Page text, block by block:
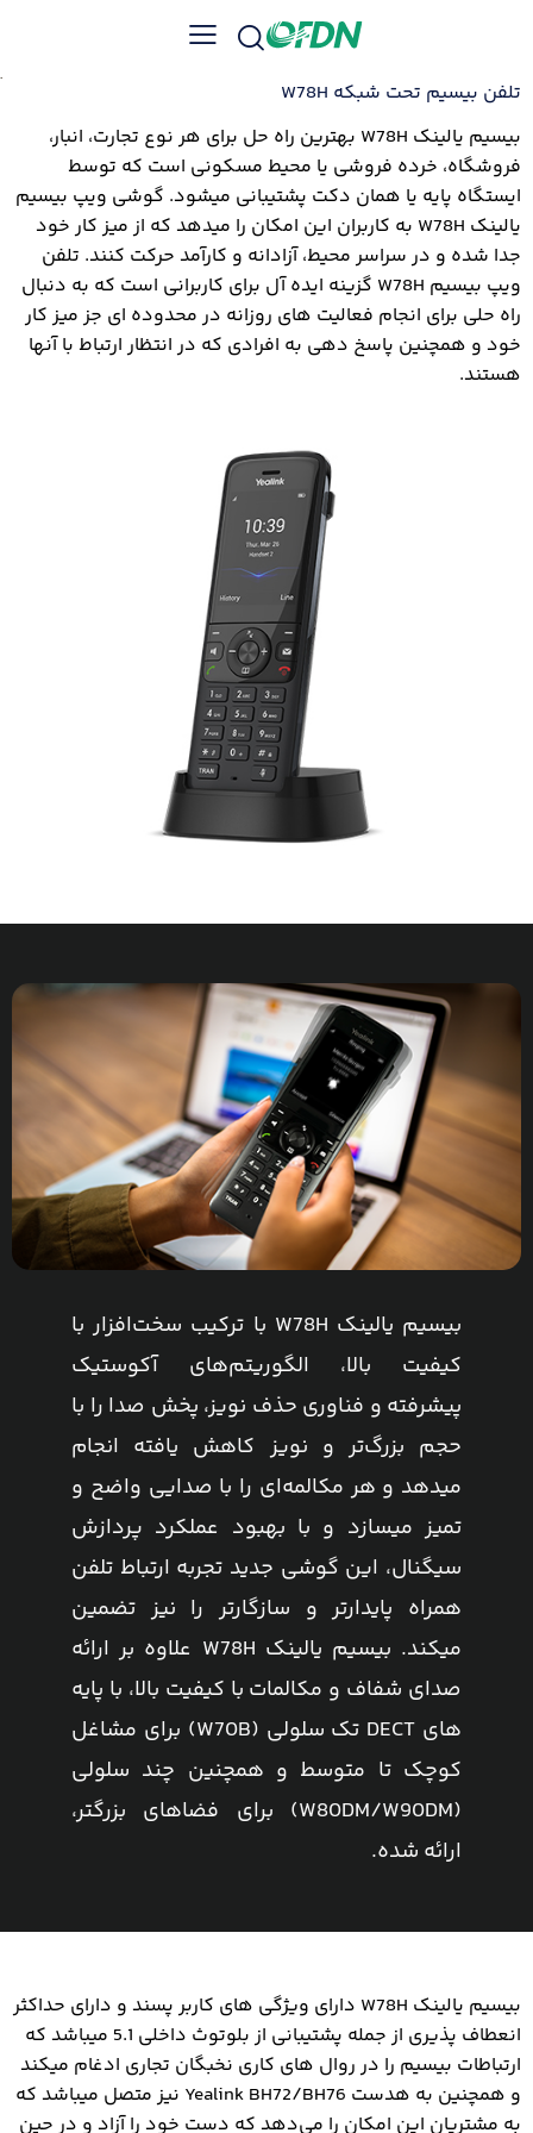
تلفن بیسیم تحت شبکه W78H
بیسیم یالینک W78H بهترین راه حل برای هر نوع تجارت، انبار،
فروشگاه، خرده فروشی یا محیط مسکونی است که توسط
ایستگاه پایه یا همان دکت پشتیبانی میشود. گوشی ویپ بیسیم
یالینک W78H به کاربران این امکان را میدهد که از میز کار خود
جدا شده و در سراسر محیط، آزادانه و کارآمد حرکت کنند. تلفن
ویپ بیسیم W78H گزینه ایده آل برای کاربرانی است که به دنبال
راه حلی برای انجام فعالیت های روزانه در محدوده ای جز میز کار
خود و همچنین پاسخ دهی به افرادی که در انتظار ارتباط با آنها
هستند.
بیسیم یالینک W78H با ترکیب سخت‌افزار با
کیفیت بالا، الگوریتم‌های آکوستیک
پیشرفته و فناوری حذف نویز، پخش صدا را با
حجم بزرگ‌تر و نویز کاهش‌ یافته انجام
میدهد و هر مکالمه‌ای را با صدایی واضح و
تمیز میسازد و با بهبود عملکرد پردازش
سیگنال، این گوشی جدید تجربه ارتباط تلفن
همراه پایدارتر و سازگارتر را نیز تضمین
میکند. بیسیم یالینک W78H علاوه بر ارائه
صدای شفاف و مکالمات با کیفیت بالا، با پایه
های DECT تک سلولی (W70B) برای مشاغل
کوچک تا متوسط ​​و همچنین چند سلولی
(W80DM/W90DM) برای فضاهای بزرگتر،
ارائه شده.
بیسیم یالینک W78H دارای ویژگی های کاربر پسند و دارای حداکثر
انعطاف پذیری از جمله پشتیبانی از بلوتوث داخلی 5.1 میباشد که
ارتباطات بیسیم را در روال های کاری نخبگان تجاری ادغام میکند
و همچنین به هدست Yealink BH72/BH76 نیز متصل میباشد که
به مشتریان این امکان را می‌دهد که دست خود را آزاد و در حین